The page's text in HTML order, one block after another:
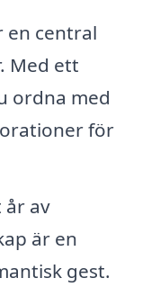
en central
Med ett
ordna med
för
av
är en
gest.